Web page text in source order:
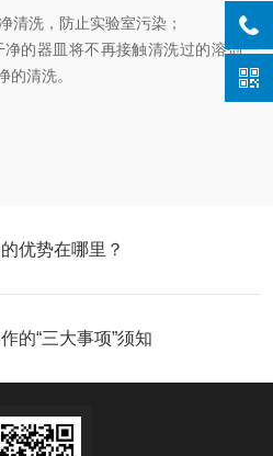
清洗，防止实验室污染；
的器皿将不再接触清洗过的溶剂一
的清洗。
优势在哪里？
的“三大事项”须知